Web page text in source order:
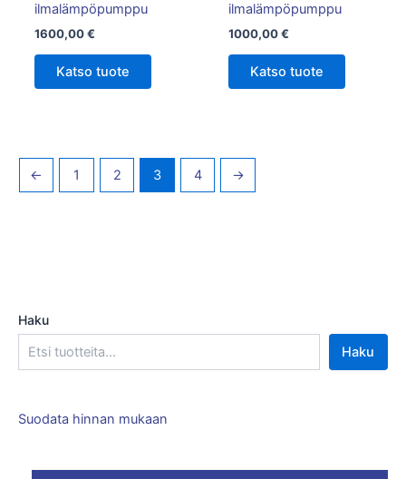
Haku
Haku
Suodata hinnan mukaan
ilmalämpöpumppu
1600,00€
Katso tuote
ilmalämpöpumppu
1000,00€
Katso tuote
← 1 2 3 4 →